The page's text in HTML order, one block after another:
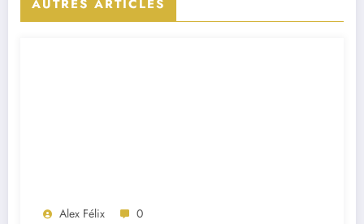
AUTRES ARTICLES
Alex Félix 0